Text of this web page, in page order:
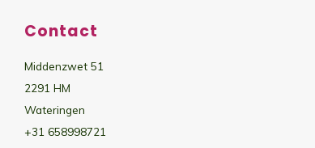
Contact
Middenzwet 51
2291 HM
Wateringen
+31 658998721